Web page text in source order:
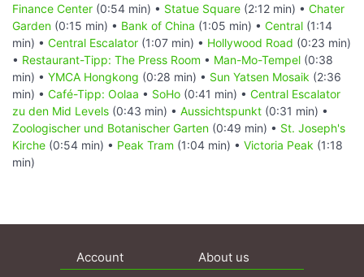
Finance Center (0:54 min) • Statue Square (2:12 min) • Chater
Garden (0:15 min) • Bank of China (1:05 min) • Central (1:14
min) • Central Escalator (1:07 min) • Hollywood Road (0:23 min)
• Restaurant-Tipp: The Press Room • Man-Mo-Tempel (0:38
min) • YMCA Hongkong (0:28 min) • Sun Yatsen Mosaik (2:36
min) • Café-Tipp: Oolaa • SoHo (0:41 min) • Central Escalator
zu den Mid Levels (0:43 min) • Aussichtspunkt (0:31 min) •
Zoologischer und Botanischer Garten (0:49 min) • St. Joseph's
Kirche (0:54 min) • Peak Tram (1:04 min) • Victoria Peak (1:18
min)
Account About us